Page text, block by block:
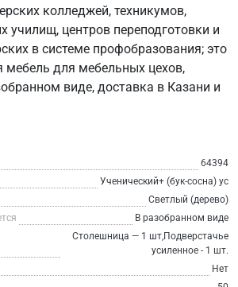
колледжей, техникумов,
училищ, центров переподготовки и
в системе профобразования; это
мебель для мебельных цехов,
виде, доставка в Казани и
64394
Ученический+ (бук-сосна) ус
Светлый (дерево)
В разобранном виде
Столешница — 1 шт,Подверстачье
усиленное - 1 шт.
Нет